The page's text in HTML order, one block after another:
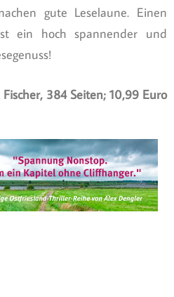
gute Leselaune. Einen
ein hoch spannender und
Fischer, 384 Seiten; 10,99 Euro